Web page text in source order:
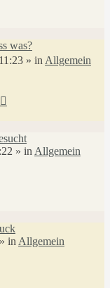
was?
» in Allgemein
» in Allgemein
» in Allgemein